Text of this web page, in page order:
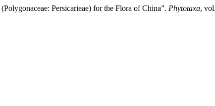
(Polygonaceae: Persicarieae) for the Flora of China”. Phytotaxa,